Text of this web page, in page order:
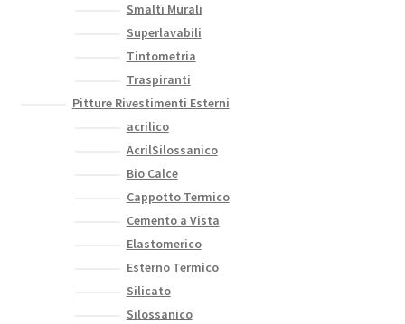
Smalti Murali
Superlavabili
Tintometria
Traspiranti
Pitture Rivestimenti Esterni
acrilico
AcrilSilossanico
Bio Calce
Cappotto Termico
Cemento a Vista
Elastomerico
Esterno Termico
Silicato
Silossanico